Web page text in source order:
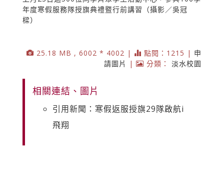
年度寒假服務隊授旗典禮暨行前講習（攝影／吳冠
樑）
25.18 MB , 6002 * 4002 | 點閱：1215 | 申
請圖片
| 分類： 淡水校園
相關連結、圖片
引用新聞：寒假返服授旗29隊啟航i
飛翔